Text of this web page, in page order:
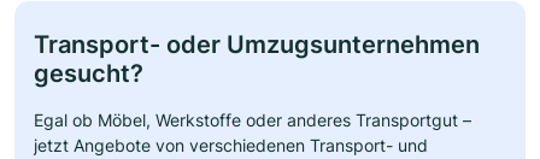
Transport- oder Umzugsunternehmen
gesucht?
Egal ob Möbel, Werkstoffe oder anderes Transportgut –
jetzt Angebote von verschiedenen Transport- und